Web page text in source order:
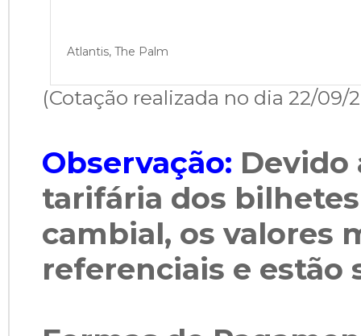
Atlantis, The Palm
(Cotação realizada no dia 22/09/
Observação: Devido
tarifária dos
cambial, os valores
referenciais e estão